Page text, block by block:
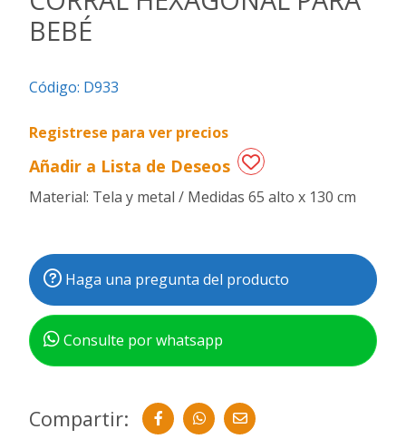
Regalos
especiales
BEBÉ
Código: D933
Registrese para ver precios
Añadir a Lista de Deseos
Material: Tela y metal / Medidas 65 alto x 130 cm
Haga una pregunta del producto
Consulte por whatsapp
Compartir: